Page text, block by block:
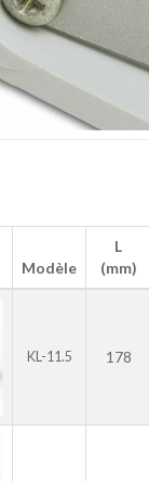
Modèle
L
(mm)
KL-11.5 178